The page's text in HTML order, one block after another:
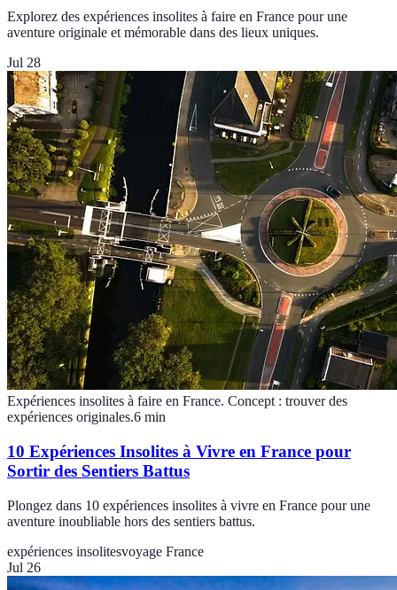
Explorez des expériences insolites à faire en France pour une
aventure originale et mémorable dans des lieux uniques.
Jul 28
Expériences insolites à faire en France. Concept : trouver des
expériences originales.6 min
10 Expériences Insolites à Vivre en France pour
Sortir des Sentiers Battus
Plongez dans 10 expériences insolites à vivre en France pour une
aventure inoubliable hors des sentiers battus.
expériences insolitesvoyage France
Jul 26